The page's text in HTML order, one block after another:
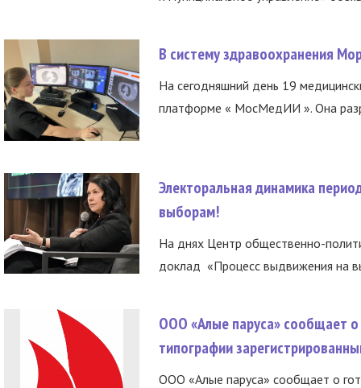
В систему здравоохранения
На сегодняшний день 19
платформе « МосМедИИ ». Она
Электоральная динамика
выборам!
На днях Центр общественно-
доклад «Процесс выдвижения на
ООО «Алые паруса» сообщает о
типографии
ООО «Алые паруса» сообщает о